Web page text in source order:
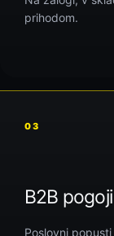
prihodom.
03
B2B pogoji
Poslovni